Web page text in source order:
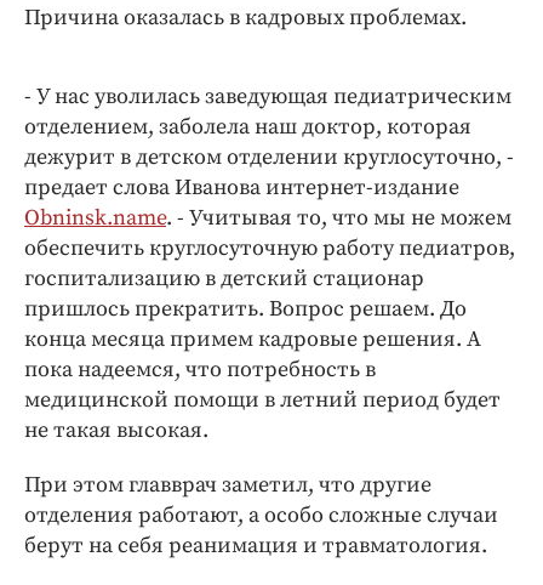
Причина оказалась в кадровых проблемах.
- У нас уволилась заведующая педиатрическим
отделением, заболела наш доктор, которая
дежурит в детском отделении круглосуточно, -
предает слова Иванова интернет-издание
Obninsk.name. - Учитывая то, что мы не можем
обеспечить круглосуточную работу педиатров,
госпитализацию в детский стационар
пришлось прекратить. Вопрос решаем. До
конца месяца примем кадровые решения. А
пока надеемся, что потребность в
медицинской помощи в летний период будет
не такая высокая.
При этом главврач заметил, что другие
отделения работают, а особо сложные случаи
берут на себя реанимация и травматология.